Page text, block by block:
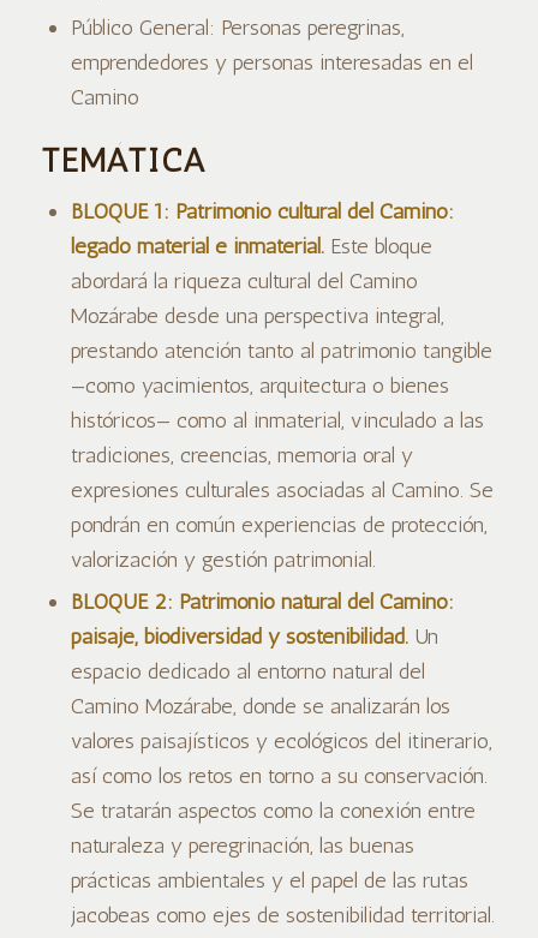
Público General: Personas peregrinas,
emprendedores y personas interesadas en el
Camino
TEMÁTICA
BLOQUE 1: Patrimonio cultural del Camino:
legado material e inmaterial.Este bloque
abordará la riqueza cultural del Camino
Mozárabe desde una perspectiva integral,
prestando atención tanto al patrimonio tangible
—como yacimientos, arquitectura o bienes
históricos— como al inmaterial, vinculado a las
tradiciones, creencias, memoria oral y
expresiones culturales asociadas al Camino. Se
pondrán en común experiencias de protección,
valorización y gestión patrimonial.
BLOQUE 2: Patrimonio natural del Camino:
paisaje, biodiversidad y sostenibilidad.Un
espacio dedicado al entorno natural del
Camino Mozárabe, donde se analizarán los
valores paisajísticos y ecológicos del itinerario,
así como los retos en torno a su conservación.
Se tratarán aspectos como la conexión entre
naturaleza y peregrinación, las buenas
prácticas ambientales y el papel de las rutas
jacobeas como ejes de sostenibilidad territorial.